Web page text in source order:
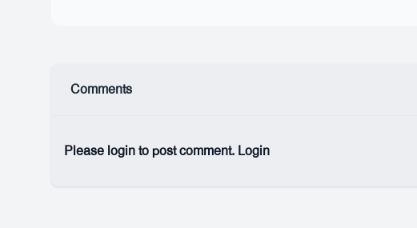
Comments
Please login to post comment. Login